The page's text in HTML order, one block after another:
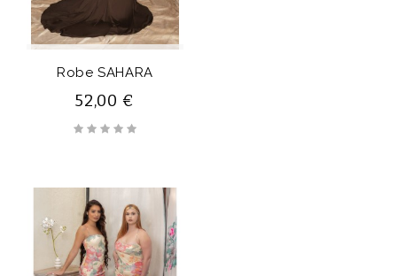
Robe SAHARA
52,00 €